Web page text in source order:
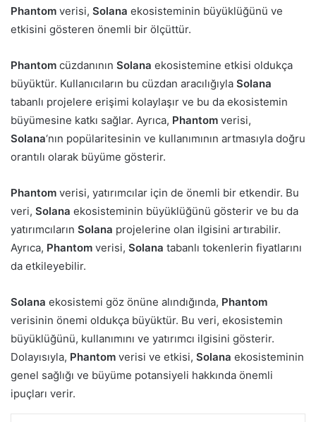
Phantom verisi, Solana ekosisteminin büyüklüğünü ve
etkisini gösteren önemli bir ölçüttür.
Phantom cüzdanının Solana ekosistemine etkisi oldukça
büyüktür. Kullanıcıların bu cüzdan aracılığıyla Solana
tabanlı projelere erişimi kolaylaşır ve bu da ekosistemin
büyümesine katkı sağlar. Ayrıca, Phantom verisi,
Solana‘nın popülaritesinin ve kullanımının artmasıyla doğru
orantılı olarak büyüme gösterir.
Phantom verisi, yatırımcılar için de önemli bir etkendir. Bu
veri, Solana ekosisteminin büyüklüğünü gösterir ve bu da
yatırımcıların Solana projelerine olan ilgisini artırabilir.
Ayrıca, Phantom verisi, Solana tabanlı tokenlerin fiyatlarını
da etkileyebilir.
Solana ekosistemi göz önüne alındığında, Phantom
verisinin önemi oldukça büyüktür. Bu veri, ekosistemin
büyüklüğünü, kullanımını ve yatırımcı ilgisini gösterir.
Dolayısıyla, Phantom verisi ve etkisi, Solana ekosisteminin
genel sağlığı ve büyüme potansiyeli hakkında önemli
ipuçları verir.